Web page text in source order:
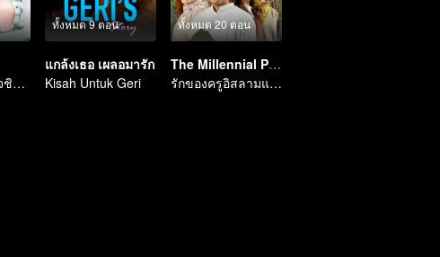
โมซ่าจะชนะใจชิโกะได้หรือไม่?
ทั้งหมด 9 ตอน
แกล้งเธอ เผลอมารัก
Kisah Untuk Geri
ทั้งหมด 20 ตอน
The Millennial Preacher
รักของครูอิสลามแห่งยุคมิลเลนเนียม